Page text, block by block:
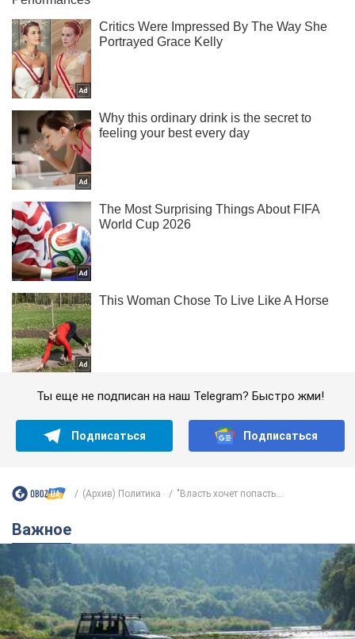
Ты еще не подписан на наш Telegram? Быстро жми!
Подписаться Подписаться
(Архив) Политика "Власть хочет попасть...
Важное